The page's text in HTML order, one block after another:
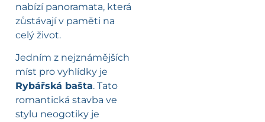
nabízí panoramata, která
zůstávají v paměti na
celý život.
Jedním z nejznámějších
míst pro vyhlídky je
Rybářská bašta. Tato
romantická stavba ve
stylu neogotiky je